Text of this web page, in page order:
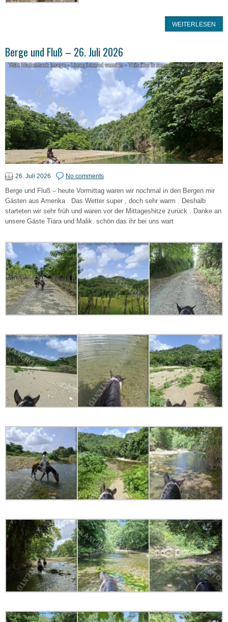
WEITERLESEN
Berge und Fluß – 26. Juli 2026
26. Juli 2026 No comments
Berge und Fluß – heute Vormittag waren wir nochmal in den Bergen mir
Gästen aus Amerika . Das Wetter super , doch sehr warm . Deshalb
starteten wir sehr früh und waren vor der Mittageshitze zurück . Danke an
unsere Gäste Tiara und Malik. schön das ihr bei uns wart